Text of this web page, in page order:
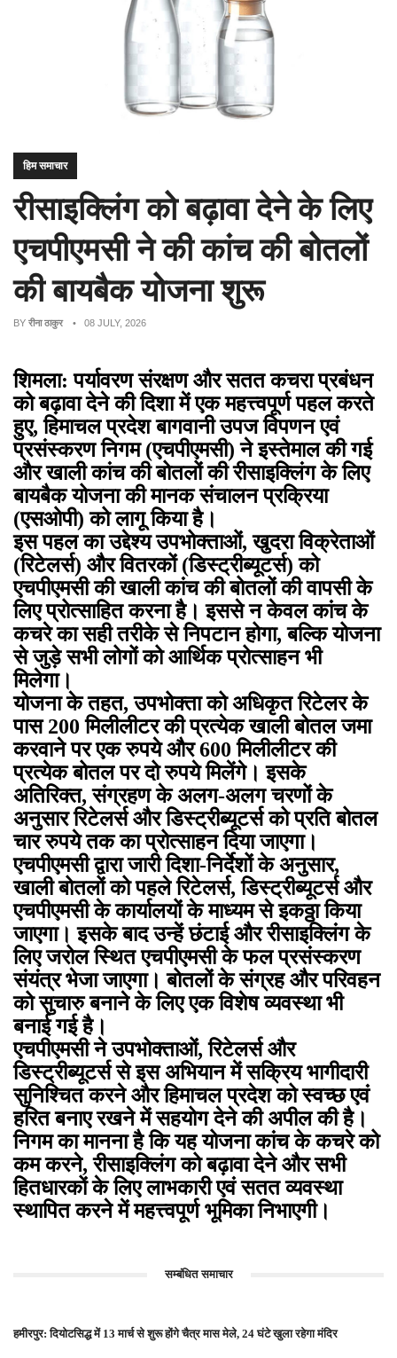
हिम समाचार
रीसाइक्लिंग को बढ़ावा देने के लिए
एचपीएमसी ने की कांच की बोतलों
की बायबैक योजना शुरू
BY रीना ठाकुर • 08 JULY, 2026
शिमला: पर्यावरण संरक्षण और सतत कचरा प्रबंधन
को बढ़ावा देने की दिशा में एक महत्त्वपूर्ण पहल करते
हुए, हिमाचल प्रदेश बागवानी उपज विपणन एवं
प्रसंस्करण निगम (एचपीएमसी) ने इस्तेमाल की गई
और खाली कांच की बोतलों की रीसाइक्लिंग के लिए
बायबैक योजना की मानक संचालन प्रक्रिया
(एसओपी) को लागू किया है।
इस पहल का उद्देश्य उपभोक्ताओं, खुदरा विक्रेताओं
(रिटेलर्स) और वितरकों (डिस्ट्रीब्यूटर्स) को
एचपीएमसी की खाली कांच की बोतलों की वापसी के
लिए प्रोत्साहित करना है। इससे न केवल कांच के
कचरे का सही तरीके से निपटान होगा, बल्कि योजना
से जुड़े सभी लोगों को आर्थिक प्रोत्साहन भी
मिलेगा।
योजना के तहत, उपभोक्ता को अधिकृत रिटेलर के
पास 200 मिलीलीटर की प्रत्येक खाली बोतल जमा
करवाने पर एक रुपये और 600 मिलीलीटर की
प्रत्येक बोतल पर दो रुपये मिलेंगे। इसके
अतिरिक्त, संग्रहण के अलग-अलग चरणों के
अनुसार रिटेलर्स और डिस्ट्रीब्यूटर्स को प्रति बोतल
चार रुपये तक का प्रोत्साहन दिया जाएगा।
एचपीएमसी द्वारा जारी दिशा-निर्देशों के अनुसार,
खाली बोतलों को पहले रिटेलर्स, डिस्ट्रीब्यूटर्स और
एचपीएमसी के कार्यालयों के माध्यम से इकठ्ठा किया
जाएगा। इसके बाद उन्हें छंटाई और रीसाइक्लिंग के
लिए जरोल स्थित एचपीएमसी के फल प्रसंस्करण
संयंत्र भेजा जाएगा। बोतलों के संग्रह और परिवहन
को सुचारु बनाने के लिए एक विशेष व्यवस्था भी
बनाई गई है।
एचपीएमसी ने उपभोक्ताओं, रिटेलर्स और
डिस्ट्रीब्यूटर्स से इस अभियान में सक्रिय भागीदारी
सुनिश्चित करने और हिमाचल प्रदेश को स्वच्छ एवं
हरित बनाए रखने में सहयोग देने की अपील की है।
निगम का मानना है कि यह योजना कांच के कचरे को
कम करने, रीसाइक्लिंग को बढ़ावा देने और सभी
हितधारकों के लिए लाभकारी एवं सतत व्यवस्था
स्थापित करने में महत्त्वपूर्ण भूमिका निभाएगी।
सम्बंधित समाचार
हमीरपुर: दियोटसिद्ध में 13 मार्च से शुरू होंगे चैत्र मास मेले, 24 घंटे खुला रहेगा मंदिर